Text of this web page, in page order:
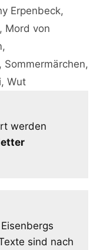
Erpenbeck,
, Mord von
,
, Sommermärchen,
, Wut
werden
sind nach